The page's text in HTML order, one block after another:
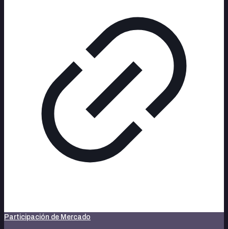
Participación de Mercado